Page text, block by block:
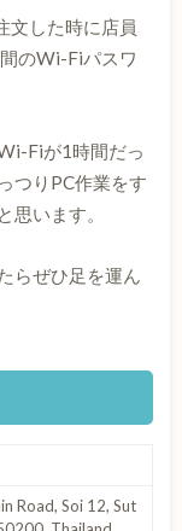
文した時に店員
のWi-Fiパスワ
Fiが1時間だっ
つりPC作業をす
思います。
らぜひ足を運ん
Road, Soi 12, Sut